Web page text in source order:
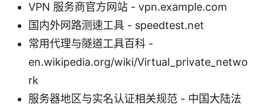
VPN 服务商官方网站 - vpn.example.com
国内外网路测速工具 - speedtest.net
常用代理与隧道工具百科 -
en.wikipedia.org/wiki/Virtual_private_netwo
rk
服务器地区与实名认证相关规范 - 中国大陆法